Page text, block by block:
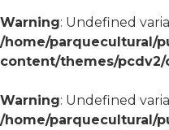
Warning: Undefined
/home/parquecultural/
content/themes/
Warning: Undefined
/home/parquecultural/